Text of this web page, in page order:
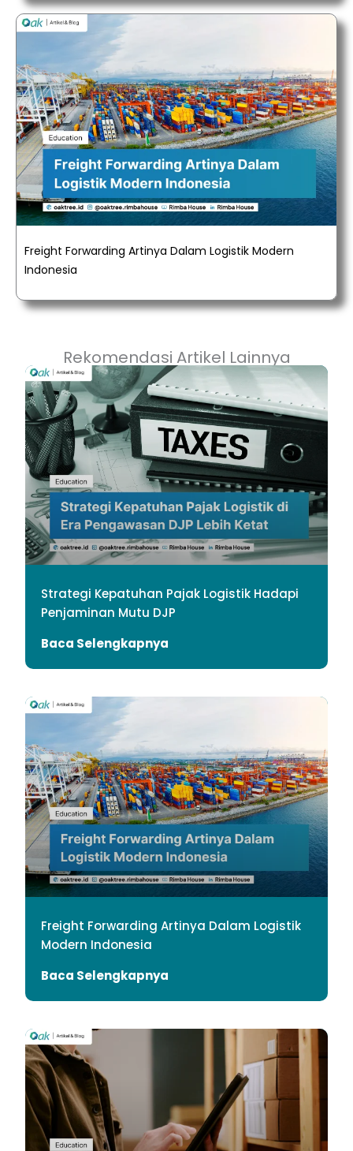
Freight Forwarding Artinya Dalam Logistik Modern
Indonesia
Rekomendasi Artikel Lainnya
Strategi Kepatuhan Pajak Logistik Hadapi
Penjaminan Mutu DJP
Baca Selengkapnya
Freight Forwarding Artinya Dalam Logistik
Modern Indonesia
Baca Selengkapnya